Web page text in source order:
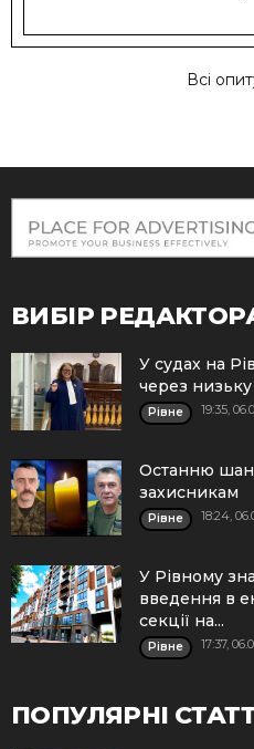
Всі
ВИБІР
У судах на
через низьку
Рівне 19:35,
Останню
захисникам
Рівне 18:24,
У Рівному
введення в
секції на...
Рівне 17:37,
ПОПУЛЯРНІ